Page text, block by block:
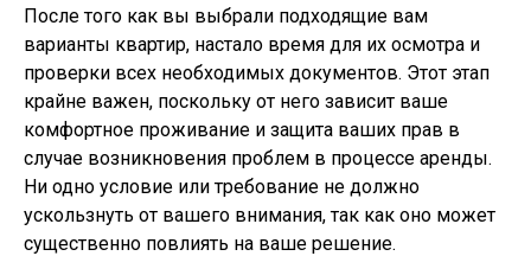
После того как вы выбрали подходящие вам
варианты квартир, настало время для их осмотра и
проверки всех необходимых документов. Этот этап
крайне важен, поскольку от него зависит ваше
комфортное проживание и защита ваших прав в
случае возникновения проблем в процессе аренды.
Ни одно условие или требование не должно
ускользнуть от вашего внимания, так как оно может
существенно повлиять на ваше решение.